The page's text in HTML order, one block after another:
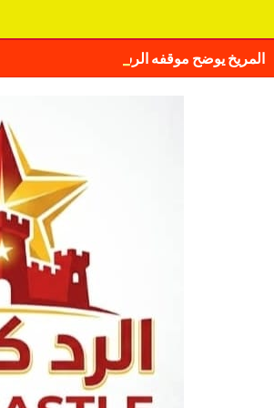
المريخ يوضح موقفه الرسمي بشأن سيكافا.